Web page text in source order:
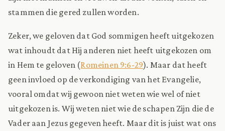
stammen die gered zullen worden.
Zeker, we geloven dat God sommigen heeft uitgekozen
wat inhoudt dat Hij anderen niet heeft uitgekozen om
in Hem te geloven (Romeinen 9:6-29). Maar dat heeft
geen invloed op de verkondiging van het Evangelie,
vooral omdat wij gewoon niet weten wie wel of niet
uitgekozen is. Wij weten niet wie de schapen Zijn die de
Vader aan Jezus gegeven heeft. Maar dit is juist wat ons